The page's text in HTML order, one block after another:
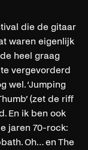
die de gitaar
waren eigenlijk
heel graag
vergevorderd
wel. ‘Jumping
(zet de riff
En ik ben ook
jaren 70-rock:
Oh… en The